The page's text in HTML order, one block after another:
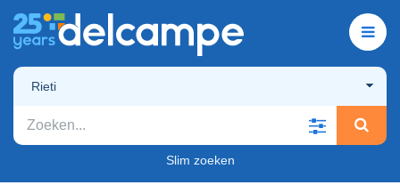
Rieti
Slim zoeken